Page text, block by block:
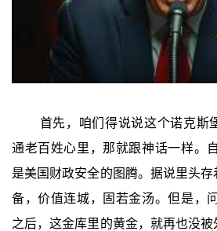
首先，咱们得说说这个诺克斯
通老百姓心里，那就跟神话一样。
是美国财政安全的图腾。据说里头
备，价值连城，固若金汤。但是，
之后，这金库里的黄金，就再也没